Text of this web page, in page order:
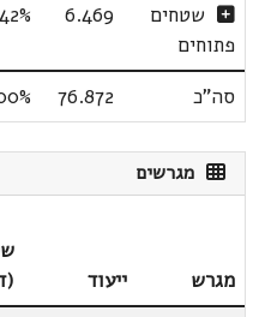
שטחים
פתוחים
6.469
סה"כ 76.872
מגרשים
מגרש ייעוד